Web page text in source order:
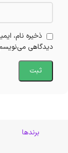
ذخیره نام،
دیدگاهی
برندها